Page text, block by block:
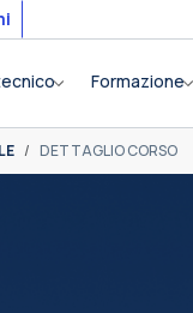
Formazione
DETTAGLIO CORSO